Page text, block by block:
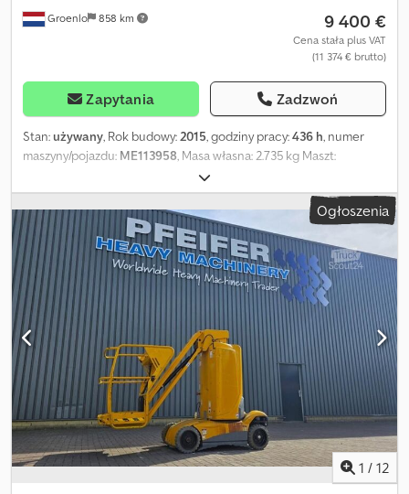
Groenlo 858 km 9 400 €
Cena stała plus VAT
(11 374 € brutto)
Zapytania Zadzwoń
Stan:używany, Rok budowy: 2015, godziny pracy:436 h, numer
maszyny/pojazdu: ME113958 , Masa własna: 2.735 kg Maszt:
przegubowy Udźwig: 200 kg Wysokość robocza: 1.000 cm Wymiary
przestrzeni ładunkowej: 270 x 99 x 199 cm Stan ogumienia przód:
70% Stan ogumienia tył: 70% Maks. zasięg poziomy: 300 m Aby
uzyskać więcej informacji, prosimy o kontakt z PFEIFER GROUP.
Cedpjy A Dwrsfx Ac Eerf
Ogłoszenia
1 / 12